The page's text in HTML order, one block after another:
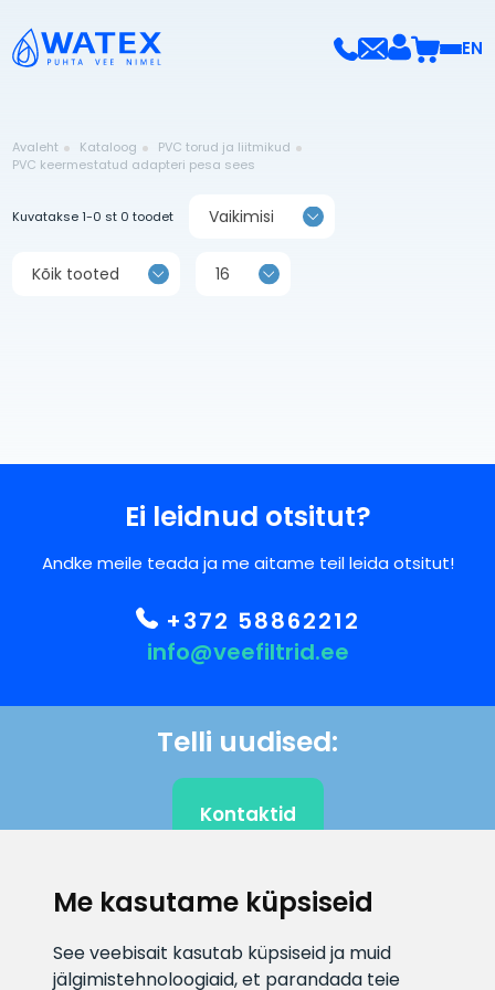
Me kasutame küpsiseid
See veebisait kasutab küpsiseid ja muid
jälgimistehnoloogiaid, et parandada teie
EN
Avaleht Kataloog
PVC torud ja liitmikud
PVC keermestatud adapteri pesa sees
Kuvatakse 1-0 st 0 toodet Vaikimisi
Kõik tooted 16
Ei leidnud otsitut?
Andke meile teada ja me aitame teil leida otsitut!
+372 58862212
info@veefiltrid.ee
Telli uudised:
Kontaktid
E-posti aadress Infotelefon